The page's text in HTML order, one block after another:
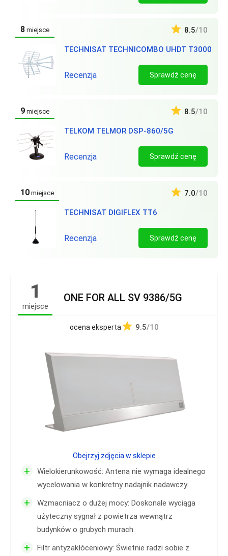
8 miejsce
TECHNISAT TECHNICOMBO UHDT T3000
8.5/10
Recenzja Sprawdź cenę
9 miejsce
TELKOM TELMOR DSP-860/5G
8.5/10
Recenzja Sprawdź cenę
10 miejsce
TECHNISAT DIGIFLEX TT6
7.0/10
Recenzja Sprawdź cenę
1
miejsce
ONE FOR ALL SV 9386/5G
ocena eksperta 9.5/10
+
Wielokierunkowość: Antena nie wymaga idealnego
wycelowania w konkretny nadajnik nadawczy.
+
Wzmacniacz o dużej mocy: Doskonale wyciąga
użyteczny sygnał z powietrza wewnątrz
budynków o grubych murach.
+
Filtr antyzakłóceniowy: Świetnie radzi sobie z
Obejrzyj zdjęcia w sklepie